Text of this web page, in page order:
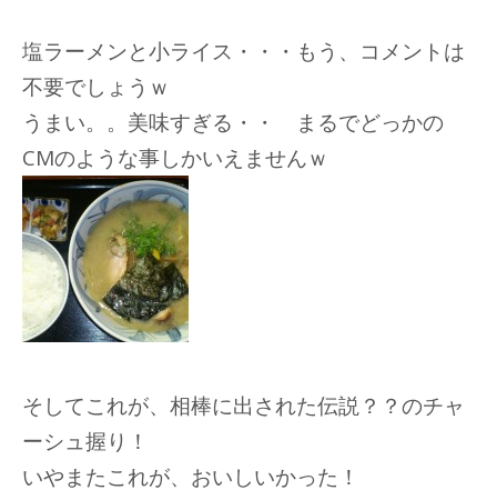
塩ラーメンと小ライス・・・もう、コメントは
不要でしょうｗ
うまい。。美味すぎる・・ まるでどっかの
CMのような事しかいえませんｗ
そしてこれが、相棒に出された伝説？？のチャ
ーシュ握り！
いやまたこれが、おいしいかった！